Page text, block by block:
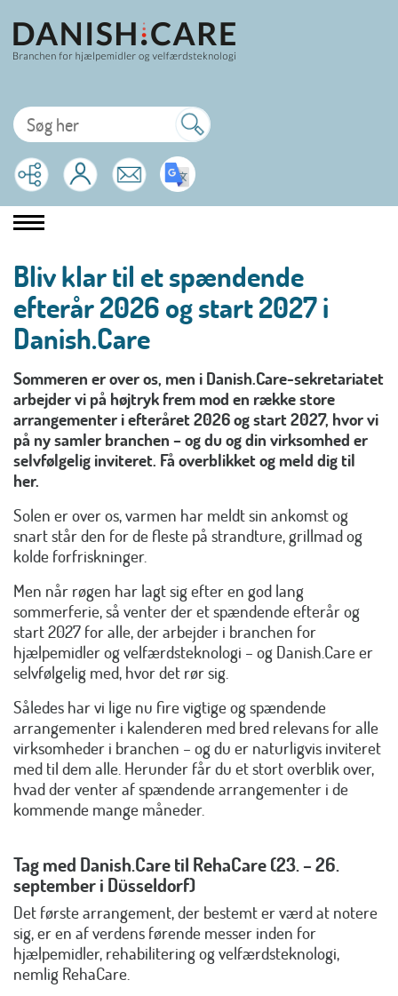
Bliv klar til et spændende
efterår 2026 og start 2027 i
Danish.Care
Sommeren er over os, men i Danish.Care-sekretariatet
arbejder vi på højtryk frem mod en række store
arrangementer i efteråret 2026 og start 2027, hvor vi
på ny samler branchen – og du og din virksomhed er
selvfølgelig inviteret. Få overblikket og meld dig til
her.
Solen er over os, varmen har meldt sin ankomst og
snart står den for de fleste på strandture, grillmad og
kolde forfriskninger.
Men når røgen har lagt sig efter en god lang
sommerferie, så venter der et spændende efterår og
start 2027 for alle, der arbejder i branchen for
hjælpemidler og velfærdsteknologi – og Danish.Care er
selvfølgelig med, hvor det rør sig.
Således har vi lige nu fire vigtige og spændende
arrangementer i kalenderen med bred relevans for alle
virksomheder i branchen – og du er naturligvis inviteret
med til dem alle. Herunder får du et stort overblik over,
hvad der venter af spændende arrangementer i de
kommende mange måneder.
Tag med Danish.Care til RehaCare (23. – 26.
september i Düsseldorf)
Det første arrangement, der bestemt er værd at notere
sig, er en af verdens førende messer inden for
hjælpemidler, rehabilitering og velfærdsteknologi,
nemlig RehaCare.